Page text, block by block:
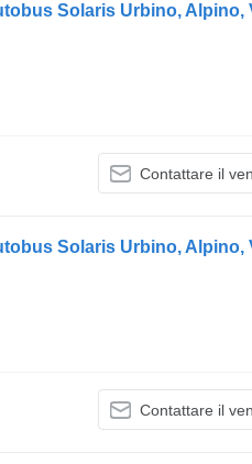
Solaris Urbino, Alpino,
Contattare il
Solaris Urbino, Alpino,
Contattare il